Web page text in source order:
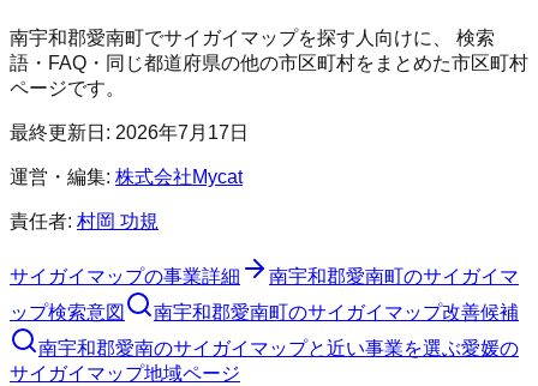
南宇和郡愛南町でサイガイマップを探す人向けに、 検索
語・FAQ・同じ都道府県の他の市区町村をまとめた市区町村
ページです。
最終更新日: 2026年7月17日
運営・編集: 株式会社Mycat
責任者: 村岡 功規
サイガイマップの事業詳細 南宇和郡愛南町のサイガイマ
ップ検索意図 南宇和郡愛南町のサイガイマップ改善候補
南宇和郡愛南のサイガイマップと近い事業を選ぶ愛媛の
サイガイマップ地域ページ